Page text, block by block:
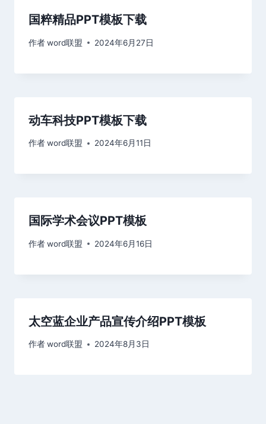
国粹精品PPT模板下载
作者word联盟 2024年6月27日
动车科技PPT模板下载
作者word联盟 2024年6月11日
国际学术会议PPT模板
作者word联盟 2024年6月16日
太空蓝企业产品宣传介绍PPT模板
作者word联盟 2024年8月3日